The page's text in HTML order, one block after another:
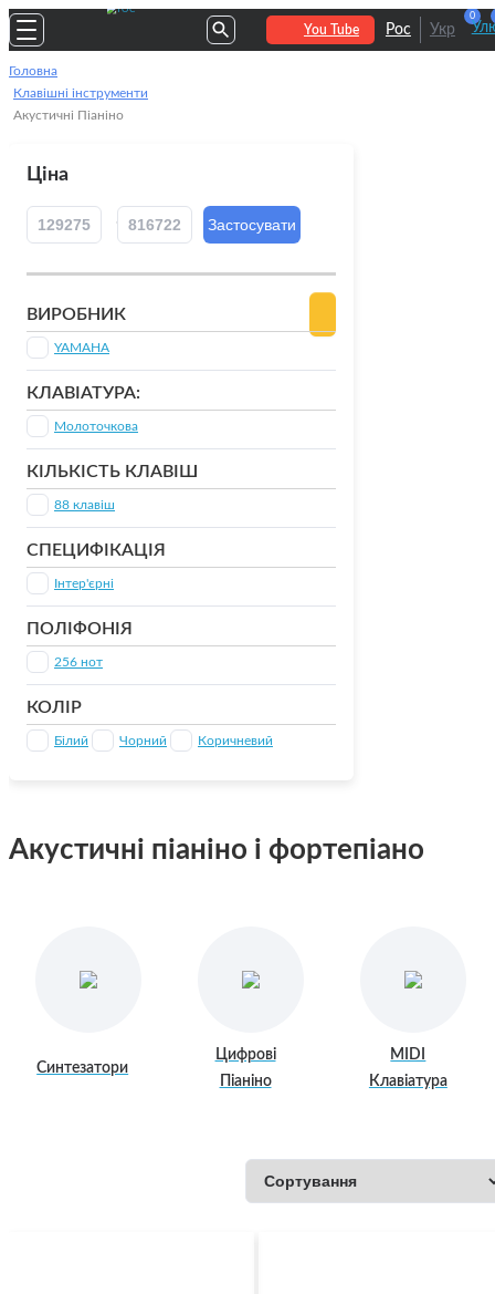
You Tube Рос Укр
0
Головна
Клавішні інструменти
Акустичні Піаніно
Ціна
ВИРОБНИК
YAMAHA
КЛАВІАТУРА:
Молоточкова
КІЛЬКІСТЬ КЛАВІШ
88 клавіш
СПЕЦИФІКАЦІЯ
Інтер'єрні
ПОЛІФОНІЯ
256 нот
КОЛІР
Білий Чорний Коричневий
Акустичні піаніно і фортепіано
Синтезатори
Цифрові
Піаніно
MIDI
Клавіатура